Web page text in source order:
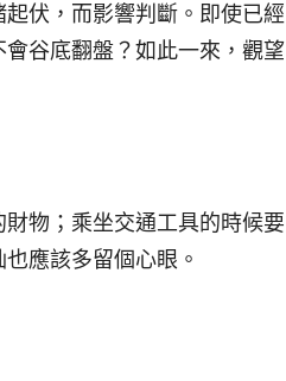
伏，而影響判斷。即使已經
谷底翻盤？如此一來，觀望
物；乘坐交通工具的時候要
應該多留個心眼。